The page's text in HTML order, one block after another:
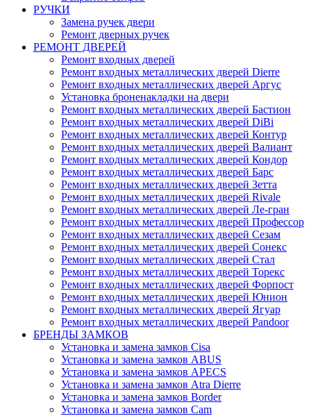
РУЧКИ
Замена ручек двери
Ремонт дверных ручек
РЕМОНТ ДВЕРЕЙ
Ремонт входных дверей
Ремонт входных металлических дверей Dierre
Ремонт входных металлических дверей Аргус
Установка броненакладки на двери
Ремонт входных металлических дверей Бастион
Ремонт входных металлических дверей DiBi
Ремонт входных металлических дверей Контур
Ремонт входных металлических дверей Валиант
Ремонт входных металлических дверей Кондор
Ремонт входных металлических дверей Барс
Ремонт входных металлических дверей Зетта
Ремонт входных металлических дверей Rivale
Ремонт входных металлических дверей Ле-гран
Ремонт входных металлических дверей Профессор
Ремонт входных металлических дверей Сезам
Ремонт входных металлических дверей Сонекс
Ремонт входных металлических дверей Стал
Ремонт входных металлических дверей Торекс
Ремонт входных металлических дверей Форпост
Ремонт входных металлических дверей Юнион
Ремонт входных металлических дверей Ягуар
Ремонт входных металлических дверей Pandoor
БРЕНДЫ ЗАМКОВ
Установка и замена замков Cisa
Установка и замена замков ABUS
Установка и замена замков APECS
Установка и замена замков Atra Dierre
Установка и замена замков Border
Установка и замена замков Cam